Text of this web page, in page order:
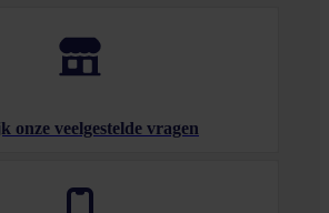
onze veelgestelde vragen